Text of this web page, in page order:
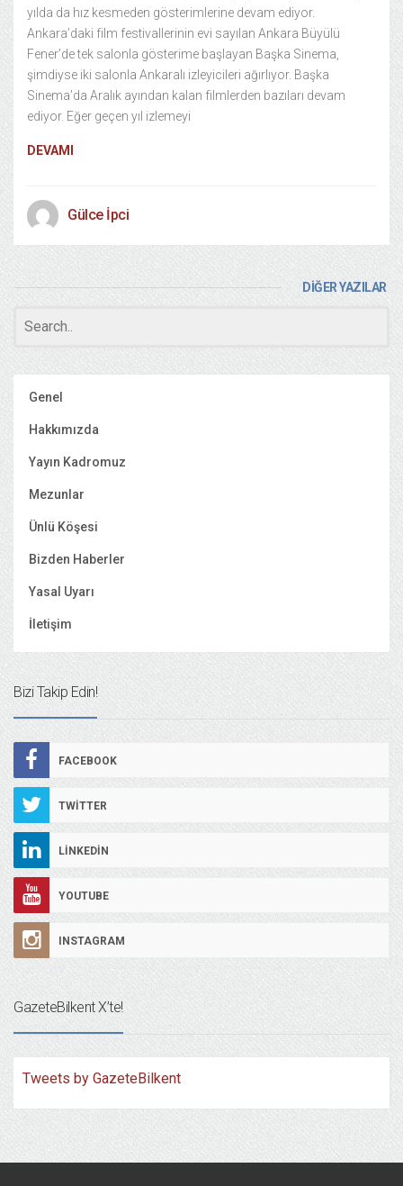
yılda da hız kesmeden gösterimlerine devam ediyor.
Ankara’daki film festivallerinin evi sayılan Ankara Büyülü
Fener’de tek salonla gösterime başlayan Başka Sinema,
şimdiyse iki salonla Ankaralı izleyicileri ağırlıyor. Başka
Sinema’da Aralık ayından kalan filmlerden bazıları devam
ediyor. Eğer geçen yıl izlemeyi
DEVAMI
Gülce İpci
DİĞER YAZILAR
Genel
Hakkımızda
Yayın Kadromuz
Mezunlar
Ünlü Köşesi
Bizden Haberler
Yasal Uyarı
İletişim
Bizi Takip Edin!
FACEBOOK
TWITTER
LINKEDIN
YOUTUBE
INSTAGRAM
GazeteBilkent X’te!
Tweets by GazeteBilkent